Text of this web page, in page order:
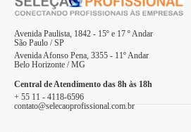
Avenida Paulista, 1842 - 15º e 17 º Andar
São Paulo / SP
Avenida Afonso Pena, 3355 - 11º Andar
Belo Horizonte / MG
Central de Atendimento das 8h às 18h
+ 55 11 - 4118-6596
contato@selecaoprofissional.com.br